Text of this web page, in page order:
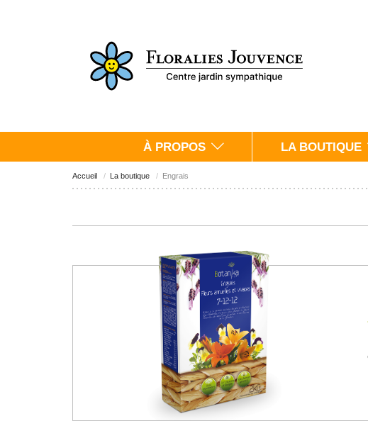
À PROPOS LA BOUTIQUE
Accueil La boutique Engrais